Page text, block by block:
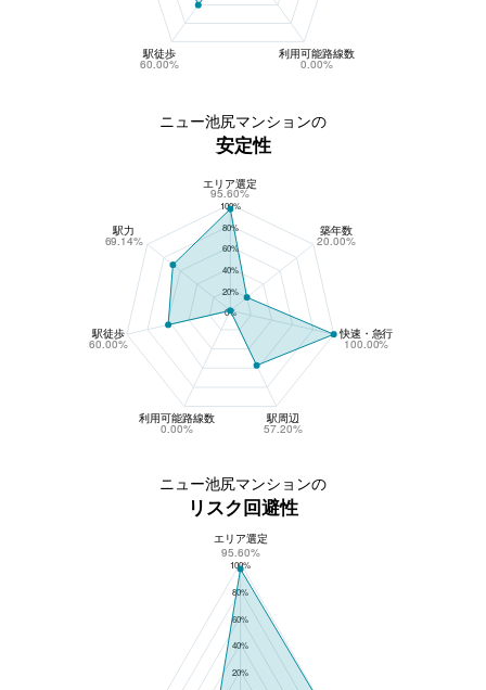
駅徒歩
60.00%
利用可能路線数
0.00%
ニュー池尻マンションの
安定性
100%
80%
60%
40%
20%
0%
エリア選定
95.60%
駅力
69.14%
駅徒歩
60.00%
利用可能路線数
0.00%
駅周辺
57.20%
快速・急行
100.00%
築年数
20.00%
ニュー池尻マンションの
リスク回避性
ニュー池尻マンションのリスク回避性
100%
80%
60%
40%
20%
エリア選定
95.60%